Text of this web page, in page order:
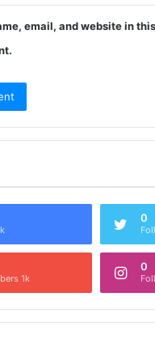
email, and website in
0
1k
0